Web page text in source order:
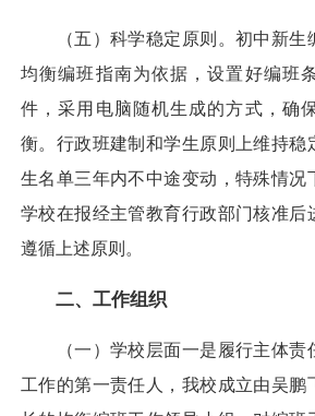
（五）科学稳定原则。初中新生
均衡编班指南为依据，设置好编班
件，采用电脑随机生成的方式，确
衡。行政班建制和学生原则上维持稳
生名单三年内不中途变动，特殊情况
学校在报经主管教育行政部门核准后
遵循上述原则。
二、工作组织
（一）学校层面一是履行主体责
工作的第一责任人，我校成立由吴鹏